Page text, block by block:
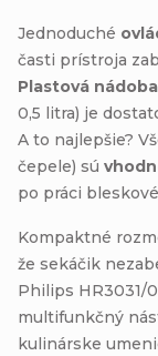
Jednoduché
časti prístroja
Plastová
0,5 litra) je
A to najlepšie?
čepele) sú
po práci
Kompaktné
že sekáčik
Philips HR3031/
multifunkčný
kulinárske